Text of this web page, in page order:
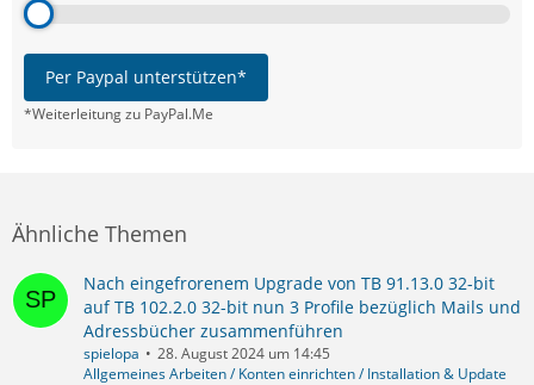
Per Paypal unterstützen*
*Weiterleitung zu PayPal.Me
Ähnliche Themen
Nach eingefrorenem Upgrade von TB 91.13.0 32-bit
auf TB 102.2.0 32-bit nun 3 Profile bezüglich Mails und
Adressbücher zusammenführen
spielopa
28. August 2024 um 14:45
Allgemeines Arbeiten / Konten einrichten / Installation & Update